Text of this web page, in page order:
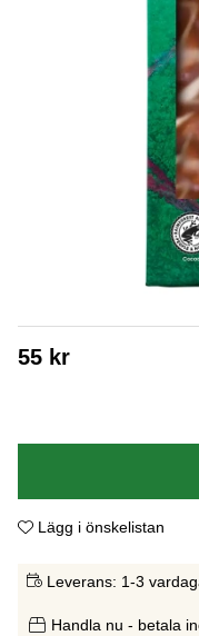
55 kr
Lägg i önskelistan
Leverans: 1-3
Handla nu - betala